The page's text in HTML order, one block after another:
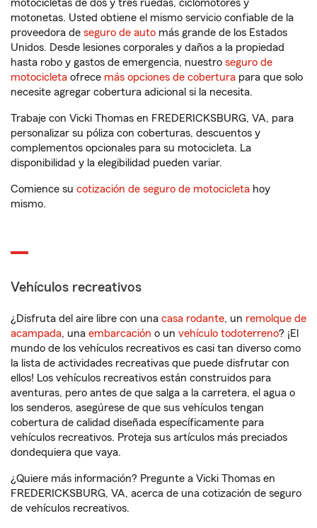
motocicletas de dos y tres ruedas, ciclomotores y
motonetas. Usted obtiene el mismo servicio confiable de la
proveedora de seguro de auto más grande de los Estados
Unidos. Desde lesiones corporales y daños a la propiedad
hasta robo y gastos de emergencia, nuestro seguro de
motocicleta ofrece más opciones de cobertura para que solo
necesite agregar cobertura adicional si la necesita.
Trabaje con Vicki Thomas en FREDERICKSBURG, VA, para
personalizar su póliza con coberturas, descuentos y
complementos opcionales para su motocicleta. La
disponibilidad y la elegibilidad pueden variar.
Comience su cotización de seguro de motocicleta hoy
mismo.
Vehículos recreativos
¿Disfruta del aire libre con una casa rodante, un remolque de
acampada, una embarcación o un vehículo todoterreno? ¡El
mundo de los vehículos recreativos es casi tan diverso como
la lista de actividades recreativas que puede disfrutar con
ellos! Los vehículos recreativos están construidos para
aventuras, pero antes de que salga a la carretera, el agua o
los senderos, asegúrese de que sus vehículos tengan
cobertura de calidad diseñada específicamente para
vehículos recreativos. Proteja sus artículos más preciados
dondequiera que vaya.
¿Quiere más información? Pregunte a Vicki Thomas en
FREDERICKSBURG, VA, acerca de una cotización de seguro
de vehículos recreativos.